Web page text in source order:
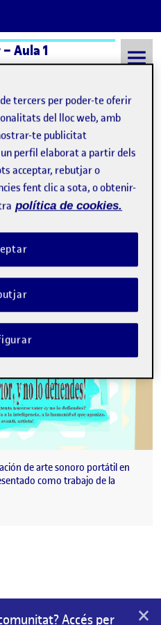
Aula 1
sonoro en contextos múltiples
contextos
de Arte Sonoro
de arte sonoro portátil en
como trabajo de la
Accés per ×
tercers per poder-te oferir
del lloc web, amb
te publicitat
perfil elaborat a partir dels
acceptar, rebutjar o
fent clic a sota, o obtenir-
política de cookies.